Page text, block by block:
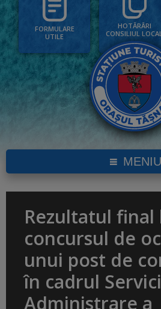
FORMULARE
UTILE
HOTĂRÂRI
CONSILIUL
MENIU
Rezultatul final
concursul de
unui post de
în cadrul
Administrare a